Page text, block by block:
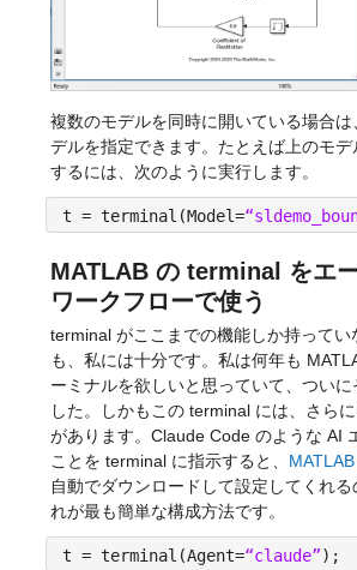
複数のモデルを同時に開いている場合
デルを指定できます。たとえば上のモ
するには、次のように実行します。
t = terminal(Model=
MATLAB の terminal をエ
ワークフローで使う
terminal がここまでの機能しか持ってい
も、私には十分です。私は何年も
ーミナルを欲しいと思っていて、ついに
した。しかもこの terminal には、さら
があります。 Claude Code のような AI
ことを terminal に指示すると
自動でダウンロードして設定してくれる
れが最も簡単な構成方法です。
t = terminal(Agent=“claude”);